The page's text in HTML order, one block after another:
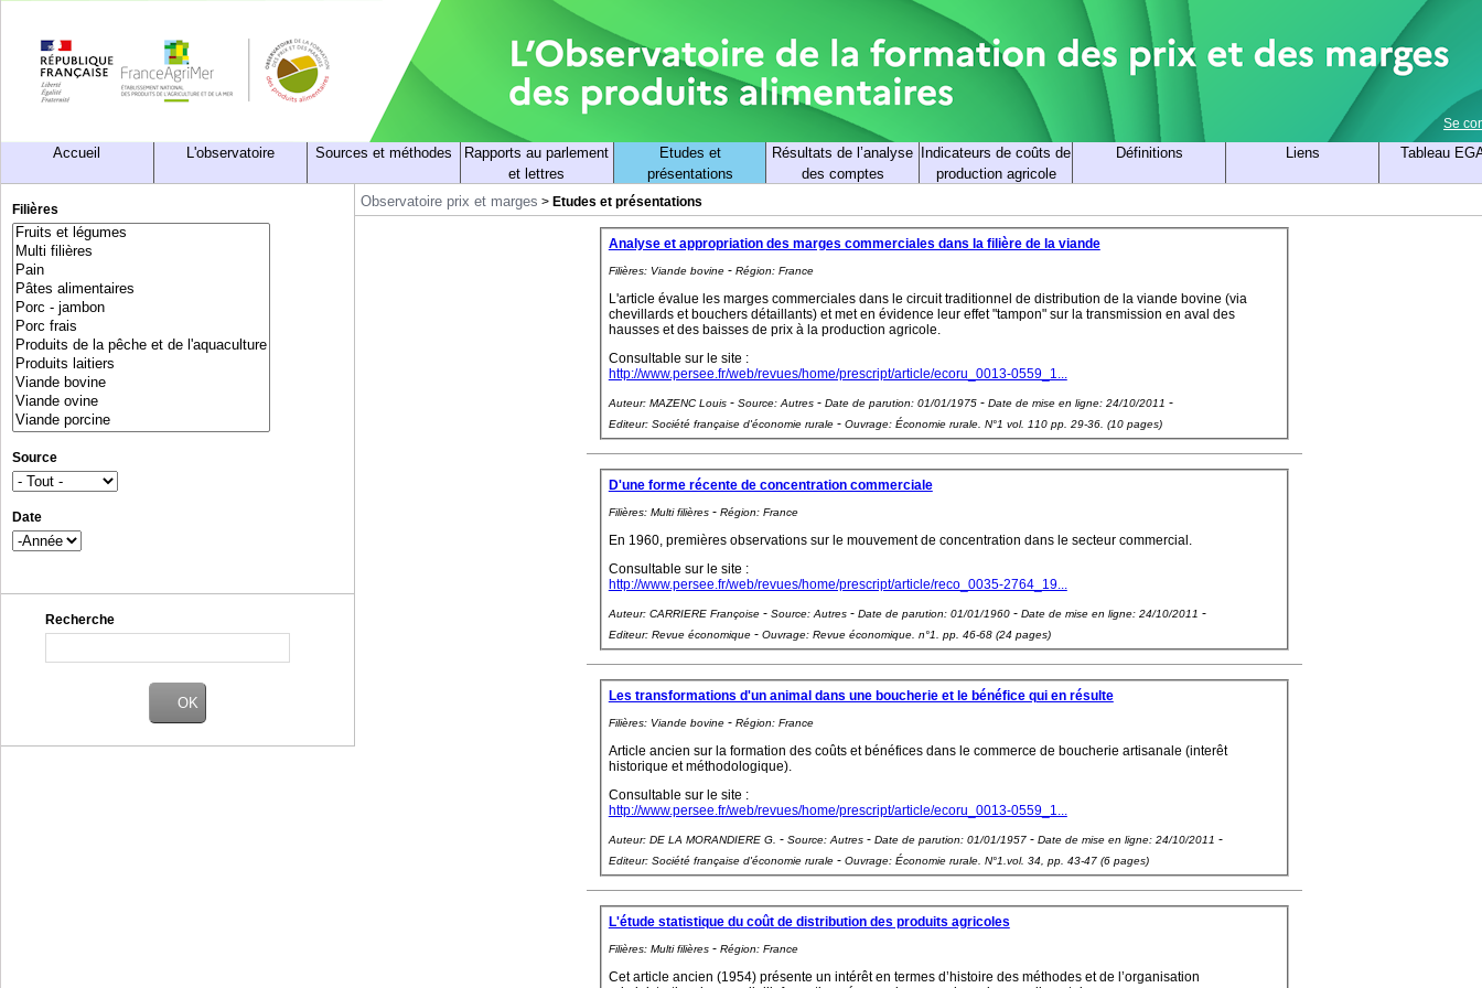
Se
Accueil L'observatoire Sources et méthodes
Rapports au parlement
et lettres
Etudes et
présentations
Résultats de l’analyse
des comptes
Indicateurs de coûts de
production agricole
Définitions Liens Tableau
Filières
Source
Date
Année
Recherche
Observatoire prix et marges > Etudes et présentations
Analyse et appropriation des marges commerciales dans la filière de la viande
Filières: Viande bovine - Région: France
L'article évalue les marges commerciales dans le circuit traditionnel de distribution de la viande bovine (via
chevillards et bouchers détaillants) et met en évidence leur effet "tampon" sur la transmission en aval des
hausses et des baisses de prix à la production agricole.
Consultable sur le site :
http://www.persee.fr/web/revues/home/prescript/article/ecoru_0013-0559_1...
Auteur: MAZENC Louis - Source: Autres - Date de parution: 01/01/1975 - Date de mise en ligne: 24/10/2011 -
Editeur: Société française d'économie rurale - Ouvrage: Économie rurale. N°1 vol. 110 pp. 29-36. (10 pages)
D'une forme récente de concentration commerciale
Filières: Multi filières - Région: France
En 1960, premières observations sur le mouvement de concentration dans le secteur commercial.
Consultable sur le site :
http://www.persee.fr/web/revues/home/prescript/article/reco_0035-2764_19...
Auteur: CARRIERE Françoise - Source: Autres - Date de parution: 01/01/1960 - Date de mise en ligne: 24/10/2011 -
Editeur: Revue économique - Ouvrage: Revue économique. n°1. pp. 46-68 (24 pages)
Les transformations d'un animal dans une boucherie et le bénéfice qui en résulte
Filières: Viande bovine - Région: France
Article ancien sur la formation des coûts et bénéfices dans le commerce de boucherie artisanale (interêt
historique et méthodologique).
Consultable sur le site :
http://www.persee.fr/web/revues/home/prescript/article/ecoru_0013-0559_1...
Auteur: DE LA MORANDIERE G. - Source: Autres - Date de parution: 01/01/1957 - Date de mise en ligne: 24/10/2011 -
Editeur: Société française d'économie rurale - Ouvrage: Économie rurale. N°1.vol. 34, pp. 43-47 (6 pages)
L'étude statistique du coût de distribution des produits agricoles
Filières: Multi filières - Région: France
Cet article ancien (1954) présente un intérêt en termes d’histoire des méthodes et de l’organisation